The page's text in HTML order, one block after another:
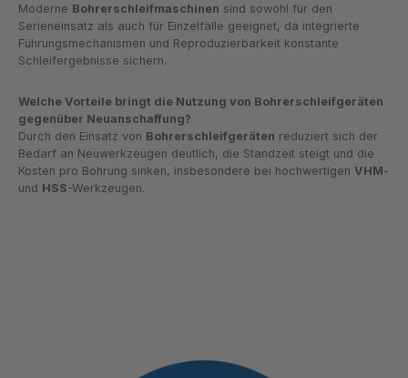
Moderne Bohrerschleifmaschinen sind sowohl für den
Serieneinsatz als auch für Einzelfälle geeignet, da integrierte
Führungsmechanismen und Reproduzierbarkeit konstante
Schleifergebnisse sichern.
Welche Vorteile bringt die Nutzung von Bohrerschleifgeräten
gegenüber Neuanschaffung?
Durch den Einsatz von Bohrerschleifgeräten reduziert sich der
Bedarf an Neuwerkzeugen deutlich, die Standzeit steigt und die
Kosten pro Bohrung sinken, insbesondere bei hochwertigen VHM-
und HSS-Werkzeugen.